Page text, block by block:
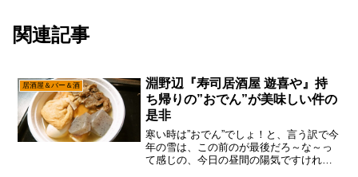
関連記事
居酒屋＆バー＆酒
淵野辺『寿司居酒屋 遊喜や』持
ち帰りの”おでん”が美味しい件の
是非
寒い時は”おでん”でしょ！と、言う訳で今
年の雪は、この前のが最後だろ～な～っ
て感じの、今日の昼間の陽気ですけれど